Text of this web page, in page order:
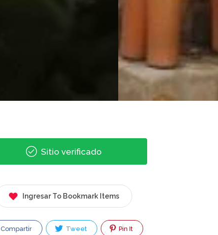
Sitio verificado
Ingresar To Bookmark Items
Compartir Tweet Pin It